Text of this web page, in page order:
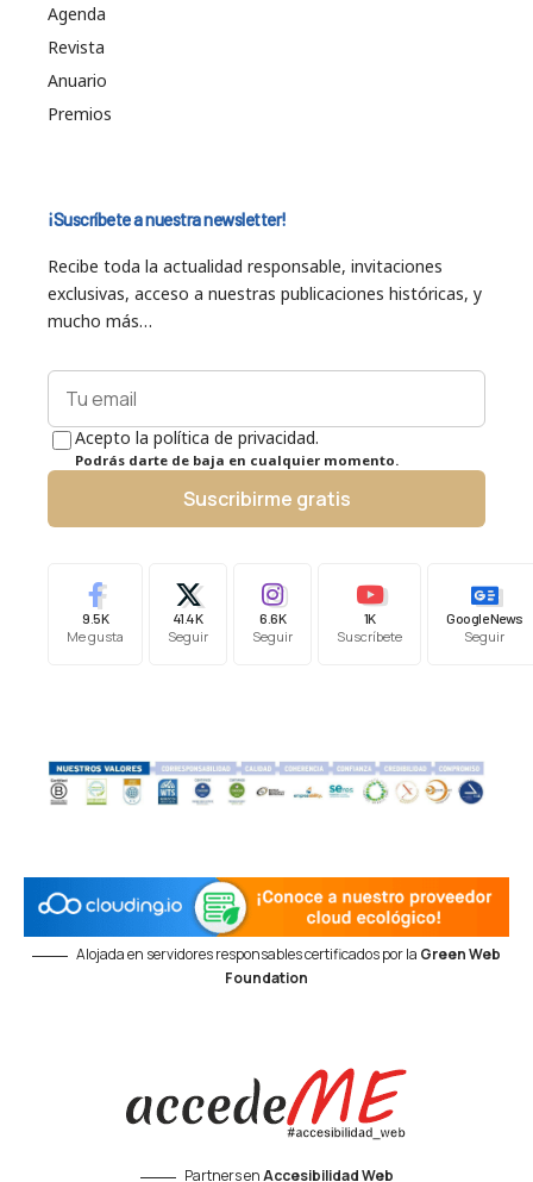
Agenda
Revista
Anuario
Premios
¡Suscríbete a nuestra newsletter!
Recibe toda la actualidad responsable, invitaciones
exclusivas, acceso a nuestras publicaciones históricas, y
mucho más…
Acepto la política de privacidad.
Podrás darte de baja en cualquier momento.
Suscribirme gratis
9.5K
Me gusta
41.4K
Seguir
6.6K
Seguir
1K
Suscríbete
Google News
Seguir
Alojada en servidores responsables certificados por la Green Web
Foundation
Partners enAccesibilidad Web